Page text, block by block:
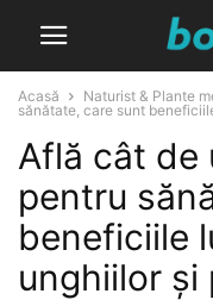
Acasă Naturist & Plante
sănătate, care sunt
Află cât de
pentru
beneficiile
unghiilor și